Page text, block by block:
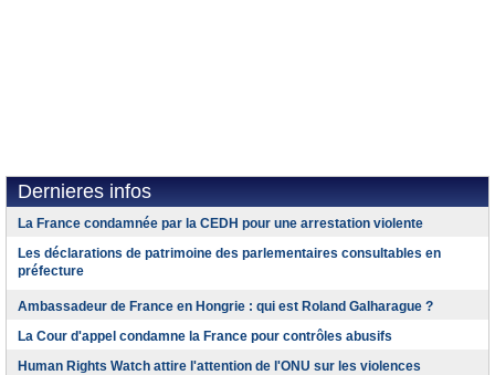
Dernieres infos
La France condamnée par la CEDH pour une arrestation violente
Les déclarations de patrimoine des parlementaires consultables en
préfecture
Ambassadeur de France en Hongrie : qui est Roland Galharague ?
La Cour d'appel condamne la France pour contrôles abusifs
Human Rights Watch attire l'attention de l'ONU sur les violences